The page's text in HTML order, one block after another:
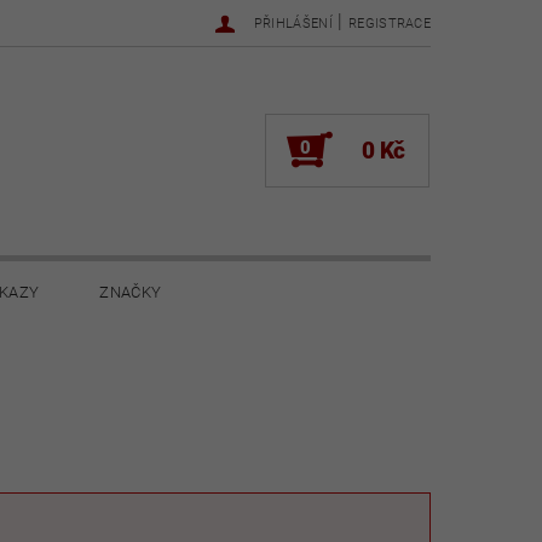
PŘIHLÁŠENÍ | REGISTRACE
0 0 Kč
ZNAČKY